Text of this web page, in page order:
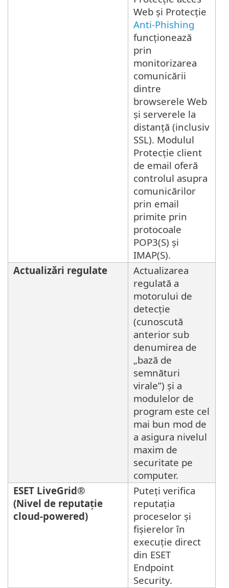
Web și Protecție
Anti-Phishing
funcționează
prin
monitorizarea
comunicării
dintre
browserele Web
și serverele la
distanță (inclusiv
SSL). Modulul
Protecție client
de email oferă
controlul asupra
comunicărilor
prin email
primite prin
protocoale
POP3(S) și
IMAP(S).
Actualizări regulate
Actualizarea
regulată a
motorului de
detecție
(cunoscută
anterior sub
denumirea de
„bază de
semnături
virale”) și a
modulelor de
program este cel
mai bun mod de
a asigura nivelul
maxim de
securitate pe
computer.
ESET LiveGrid®
(Nivel de reputație
cloud-powered)
Puteți verifica
reputația
proceselor și
fișierelor în
execuție direct
din ESET
Endpoint
Security.